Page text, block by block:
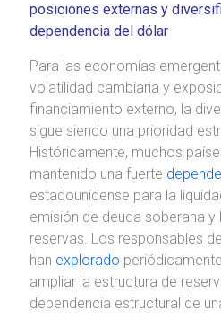
posiciones externas y
dependencia del dólar
Para las economías
volatilidad cambiaria y
financiamiento externo, la
sigue siendo una prioridad
Históricamente, muchos
mantenido una fuerte
estadounidense para la
emisión de deuda soberana
reservas. Los responsables
han explorado
ampliar la estructura de
dependencia estructural de